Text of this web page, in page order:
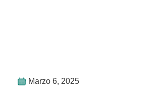
Marzo 6, 2025